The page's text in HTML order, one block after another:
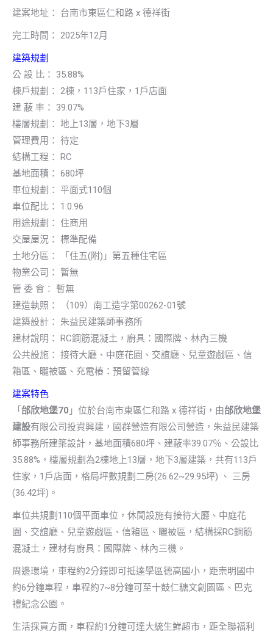
建案地址： 台南市東區仁和路 x 德祥街
完工時間： 2025年12月
建築規劃
公 設 比： 35.88%
棟戶規劃： 2棟，113戶住家，1戶店面
建 蔽 率： 39.07%
樓層規劃： 地上13層，地下3層
管理費用： 待定
結構工程： RC
基地面積： 680坪
車位規劃： 平面式110個
車位配比： 1:0.96
用途規劃： 住商用
交屋屋況： 標準配備
土地分區： 「住五(附)」第五種住宅區
物業公司： 暫無
管 委 會： 暫無
建造執照： （109）南工造字第00262-01號
建築設計： 朱益民建築師事務所
建材說明： RC鋼筋混凝土，廚具：國際牌、林內三機
公共設施： 接待大廳、中庭花園、交誼廳、兒童遊戲區、信
箱區、曬被區、充電樁：預留管線
建案特色
「 邰欣地堡70 」位於台南市東區仁和路 x 德祥街，由邰欣地堡
建設有限公司投資興建，國群營造有限公司營造，朱益民建築
師事務所建築設計，基地面積680坪、建蔽率39.07％、公設比
35.88%，樓層規劃為2棟地上13層，地下3層建築，共有113戶
住家，1戶店面，格局坪數規劃二房(26.62~29.95坪) 、 三房
(36.42坪)。
車位共規劃110個平面車位，休閒設施有接待大廳、中庭花
園、交誼廳、兒童遊戲區、信箱區、曬被區，結構採RC鋼筋
混凝土，建材有廚具：國際牌、林內三機。
周邊環境，車程約2分鐘即可抵達學區德高國小，距崇明國中
約6分鐘車程，車程約7~8分鐘可至十鼓仁糖文創園區、巴克
禮紀念公園。
生活採買方面，車程約1分鐘可達大統生鮮超市，距全聯福利